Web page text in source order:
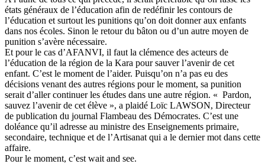
états généraux de l’éducation afin de redéfinir les contours de
l’éducation et surtout les punitions qu’on doit donner aux enfants
dans nos écoles. Sinon le retour du bâton ou d’un autre moyen de
punition s’avère nécessaire.
Et pour le cas d’AFANVI, il faut la clémence des acteurs de
l’éducation de la région de la Kara pour sauver l’avenir de cet
enfant. C’est le moment de l’aider. Puisqu’on n’a pas eu des
décisions venant des autres régions pour le moment, sa punition
serait d’aller continuer les études dans une autre région. « Pardon,
sauvez l’avenir de cet élève », a plaidé Loïc LAWSON, Directeur
de publication du journal Flambeau des Démocrates. C’est une
doléance qu’il adresse au ministre des Enseignements primaire,
secondaire, technique et de l’Artisanat qui a le dernier mot dans cette
affaire.
Pour le moment, c’est wait and see.